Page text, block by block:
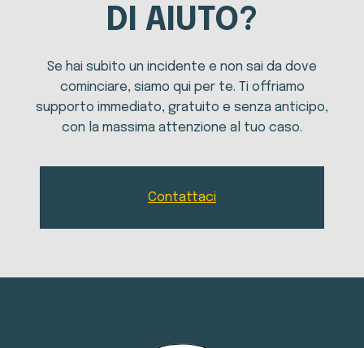
DI AIUTO?
Se hai subito un incidente e non sai da dove
cominciare, siamo qui per te. Ti offriamo
supporto immediato, gratuito e senza anticipo,
con la massima attenzione al tuo caso.
Contattaci